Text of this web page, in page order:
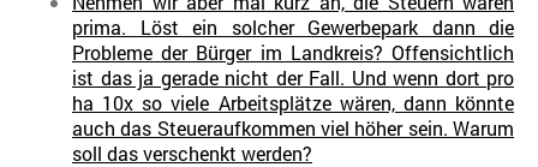
prima. Löst ein solcher Gewerbepark dann die
Probleme der Bürger im Landkreis? Offensichtlich
ist das ja gerade nicht der Fall. Und wenn dort pro
ha 10x so viele Arbeitsplätze wären, dann könnte
auch das Steueraufkommen viel höher sein. Warum
soll das verschenkt werden?